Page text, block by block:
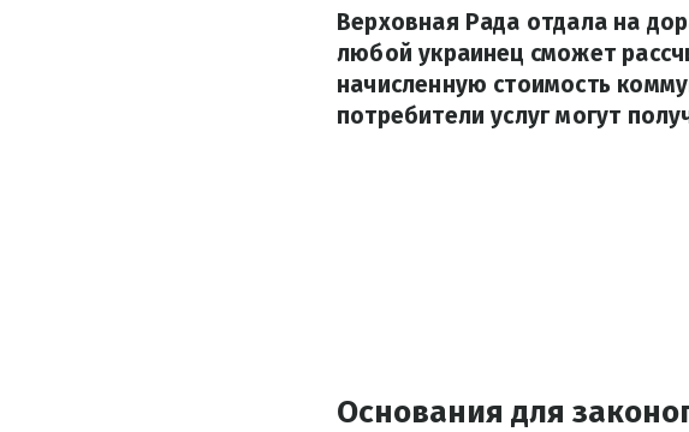
Верховная Рада отдала на
любой украинец сможет
начисленную стоимость
потребители услуг могут
Основания для